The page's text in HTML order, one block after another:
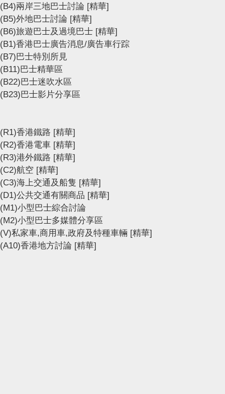
(B4)兩岸三地巴士討論 [精華]
(B5)外地巴士討論 [精華]
(B6)旅遊巴士及過境巴士 [精華]
(B1)香港巴士廣告消息/廣告車行踪
(B7)巴士特別所見
(B11)巴士精華區
(B22)巴士迷吹水區
(B23)巴士影片分享區
(R1)香港鐵路 [精華]
(R2)香港電車 [精華]
(R3)港外鐵路 [精華]
(C2)航空 [精華]
(C3)海上交通及船隻 [精華]
(D1)公共交通有關商品 [精華]
(M1)小型巴士綜合討論
(M2)小型巴士多媒體分享區
(V)私家車,商用車,政府及特種車輛 [精華]
(A10)香港地方討論 [精華]